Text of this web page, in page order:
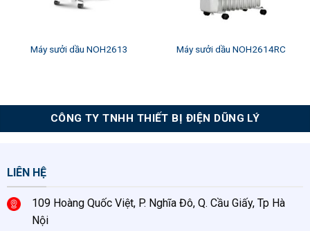
Máy sưởi dầu NOH2613 Máy sưởi dầu NOH2614RC
CÔNG TY TNHH THIẾT BỊ ĐIỆN DŨNG LÝ
LIÊN HỆ
109 Hoàng Quốc Việt, P. Nghĩa Đô, Q. Cầu Giấy, Tp Hà
Nội